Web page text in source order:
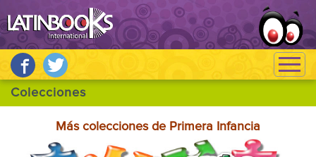
Más colecciones de Primera Infancia